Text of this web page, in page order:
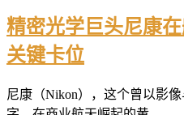
精密光学巨头尼康
关键卡位
尼康（Nikon），这个曾以影